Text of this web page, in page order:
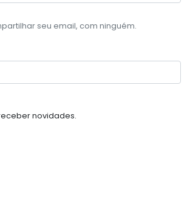
seu email, com ninguém.
novidades.